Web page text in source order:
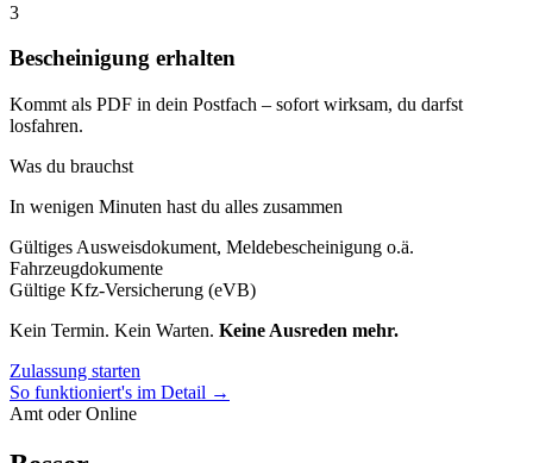
3
Bescheinigung erhalten
Kommt als PDF in dein Postfach – sofort wirksam, du darfst
losfahren.
Was du brauchst
In wenigen Minuten hast du alles zusammen
Gültiges Ausweisdokument, Meldebescheinigung o.ä.
Fahrzeugdokumente
Gültige Kfz-Versicherung (eVB)
Kein Termin. Kein Warten. Keine Ausreden mehr.
Zulassung starten
So funktioniert's im Detail →
Amt oder Online